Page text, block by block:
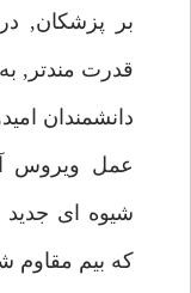
بر پزشكان,
قدرت مندتر,
دانشمندان
عمل ويروس
شيوه اى جديد
كه بيم مقاوم